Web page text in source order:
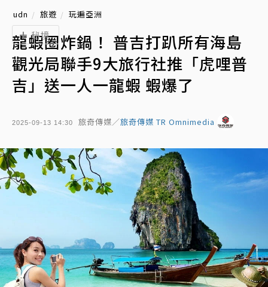
udn 旅遊 玩遍亞洲
龍蝦圈炸鍋！ 普吉打趴所有海島
觀光局聯手9大旅行社推「虎哩普
吉」送一人一龍蝦 蝦爆了
2025-09-13 14:30 旅奇傳媒／旅奇傳媒 TR Omnimedia
秘境